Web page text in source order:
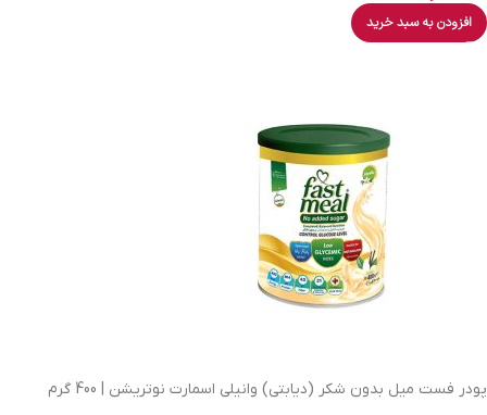
افزودن به سبد خرید
پودر فست میل بدون شکر (دیابتی) وانیلی اسمارت نوتریشن | 400 گرم